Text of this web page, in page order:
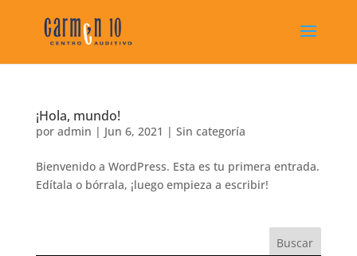
¡Hola, mundo!
por admin | Jun 6, 2021 | Sin categoría
Bienvenido a WordPress. Esta es tu primera entrada.
Edítala o bórrala, ¡luego empieza a escribir!